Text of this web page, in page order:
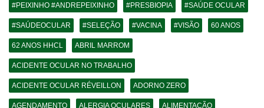
#PEIXINHO #ANDREPEIXINHO #PRESBIOPIA #SAÚDE OCULAR
#SAÚDEOCULAR #SELEÇÃO #VACINA #VISÃO 60 ANOS
62 ANOS HHCL ABRIL MARROM
ACIDENTE OCULAR NO TRABALHO
ACIDENTE OCULAR RÉVEILLON ADORNO ZERO
AGENDAMENTO ALERGIA OCULARES ALIMENTAÇÃO